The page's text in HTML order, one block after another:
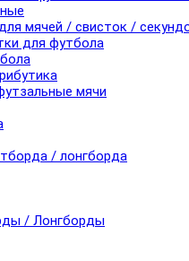
мячей / свисток /
для футбола
мячи
/ лонгборда
/ Лонгборды